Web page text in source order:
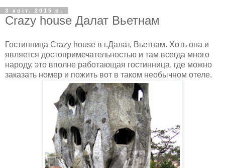
3 квіт. 2015 р.
Crazy house Далат Вьетнам
Гостинница Crazy house в г.Далат, Вьетнам. Хоть она и
является достопримечательностью и там всегда много
народу, это вполне работающая гостинница, где можно
заказать номер и пожить вот в таком необычном отеле.